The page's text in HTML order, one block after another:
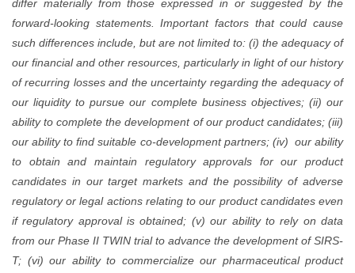
differ
such
our
of
our
ability
our
to
if
from
T; (vi)